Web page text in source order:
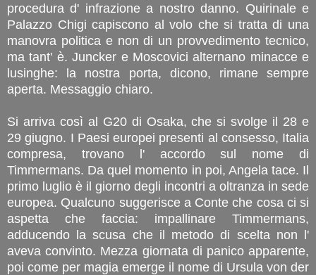
procedura d' infrazione a nostro danno. Quirinale e
Palazzo Chigi capiscono al volo che si tratta di una
manovra politica e non di un provvedimento tecnico,
ma tant' è. Juncker e Moscovici alternano minacce e
lusinghe: la nostra porta, dicono, rimane sempre
aperta. Messaggio chiaro.
Si arriva così al G20 di Osaka, che si svolge il 28 e
29 giugno. I Paesi europei presenti al consesso, Italia
compresa, trovano l' accordo sul nome di
Timmermans. Da quel momento in poi, Angela tace. Il
primo luglio è il giorno degli incontri a oltranza in sede
europea. Qualcuno suggerisce a Conte che cosa ci si
aspetta che faccia: impallinare Timmermans,
adducendo la scusa che il metodo di scelta non l'
aveva convinto. Mezza giornata di panico apparente,
poi come per magia emerge il nome di Ursula von der